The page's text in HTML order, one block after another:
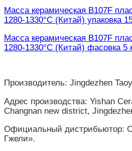
Масса керамическая B107F
1280-1330°С (Китай) упаковка
Масса керамическая B107F
1280-1330°С (Китай) фасовка 5
Производитель: Jingdezhen
Адрес производства: Yishan
Changnan new district,
Официальный дистрибьютор:
Гжели».